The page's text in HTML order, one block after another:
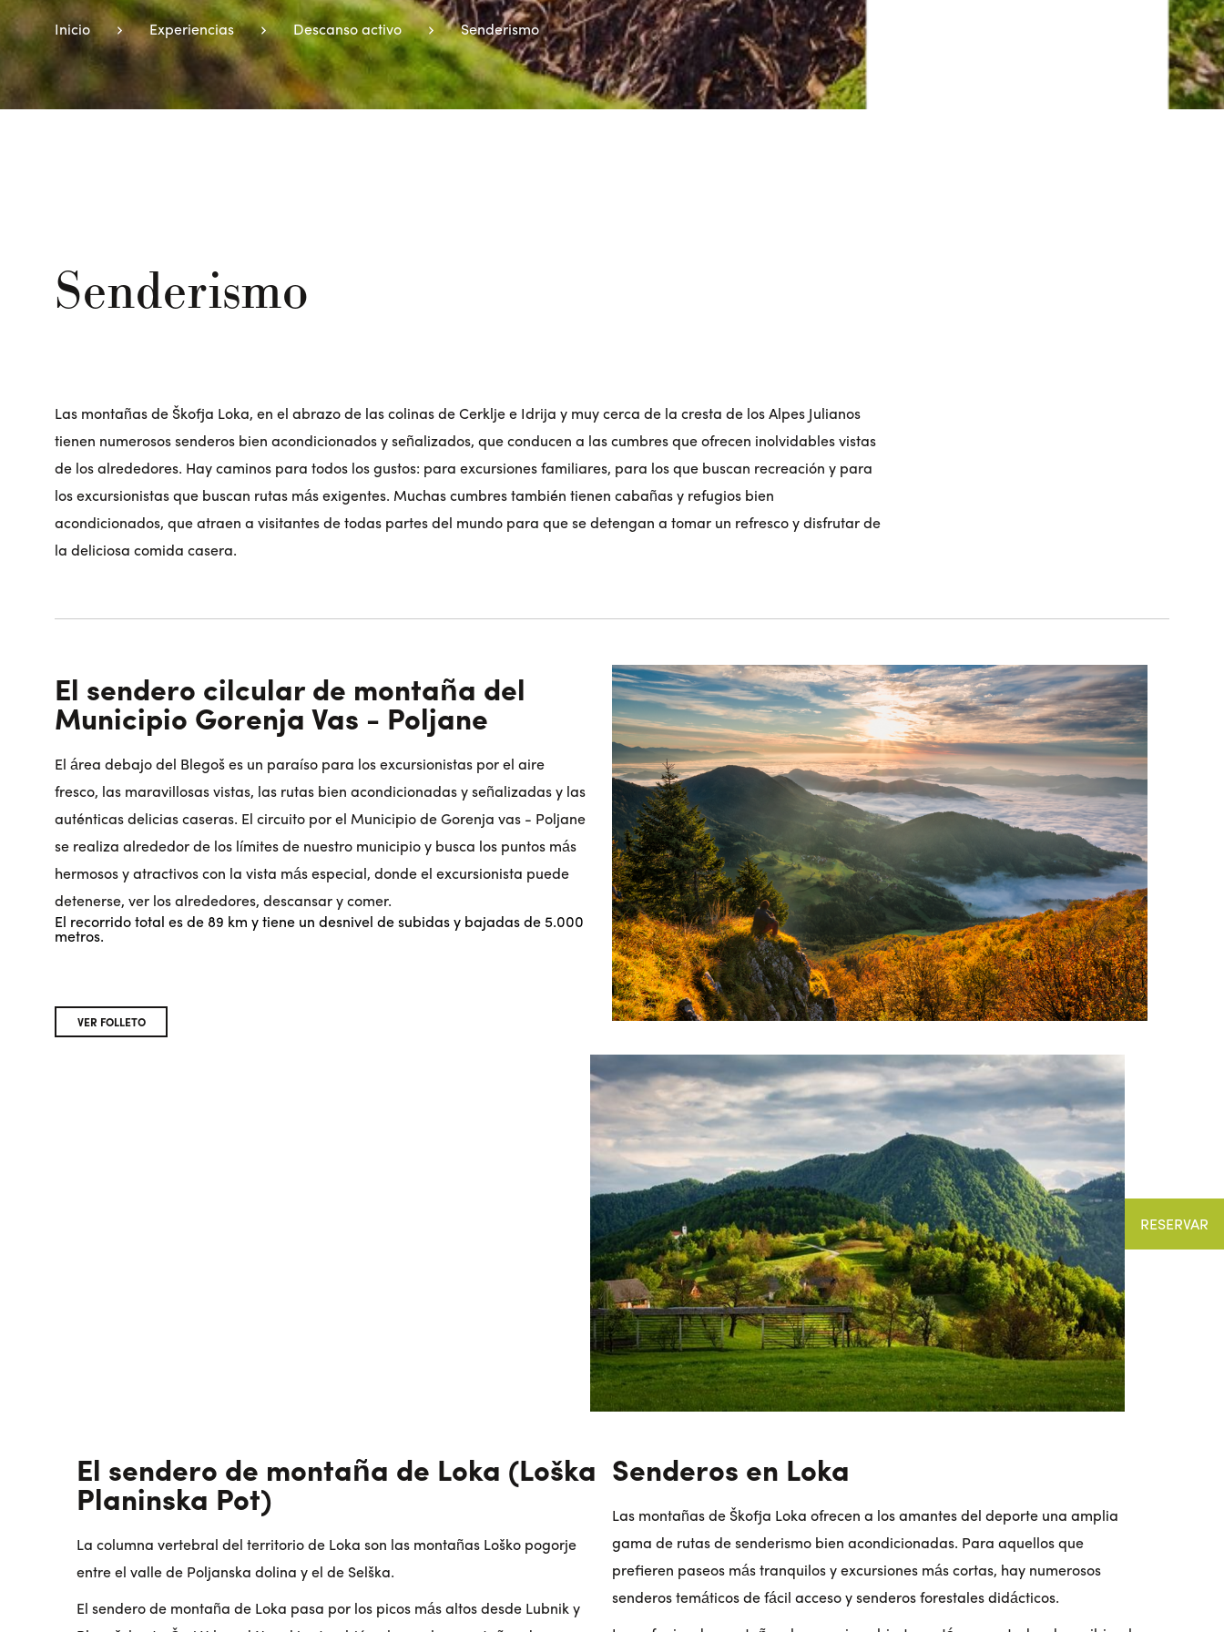
RESERVAR
Inicio Experiencias Descanso activo Senderismo
Senderismo
Las montañas de Škofja Loka, en el abrazo de las colinas de Cerklje e Idrija y muy cerca de la cresta de los Alpes Julianos
tienen numerosos senderos bien acondicionados y señalizados, que conducen a las cumbres que ofrecen inolvidables vistas
de los alrededores. Hay caminos para todos los gustos: para excursiones familiares, para los que buscan recreación y para
los excursionistas que buscan rutas más exigentes. Muchas cumbres también tienen cabañas y refugios bien
acondicionados, que atraen a visitantes de todas partes del mundo para que se detengan a tomar un refresco y disfrutar de
la deliciosa comida casera.
El sendero cilcular de montaña del
Municipio Gorenja Vas - Poljane
El área debajo del Blegoš es un paraíso para los excursionistas por el aire
fresco, las maravillosas vistas, las rutas bien acondicionadas y señalizadas y las
auténticas delicias caseras. El circuito por el Municipio de Gorenja vas - Poljane
se realiza alrededor de los límites de nuestro municipio y busca los puntos más
hermosos y atractivos con la vista más especial, donde el excursionista puede
detenerse, ver los alrededores, descansar y comer.
El recorrido total es de 89 km y tiene un desnivel de subidas y bajadas de 5.000
metros.
VER FOLLETO
El sendero de montaña de Loka (Loška
Planinska Pot)
La columna vertebral del territorio de Loka son las montañas Loško pogorje
entre el valle de Poljanska dolina y el de Selška.
El sendero de montaña de Loka pasa por los picos más altos desde Lubnik y
Senderos en Loka
Las montañas de Škofja Loka ofrecen a los amantes del deporte una amplia
gama de rutas de senderismo bien acondicionadas. Para aquellos que
prefieren paseos más tranquilos y excursiones más cortas, hay numerosos
senderos temáticos de fácil acceso y senderos forestales didácticos.